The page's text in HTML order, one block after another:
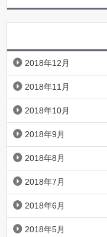
2018年12月
2018年11月
2018年10月
2018年9月
2018年8月
2018年7月
2018年6月
2018年5月